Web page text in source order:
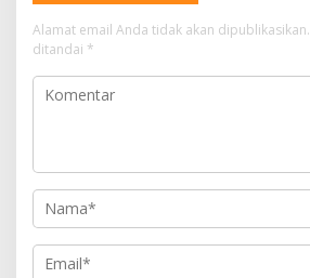
Alamat email Anda tidak akan dipublikasikan.
ditandai *